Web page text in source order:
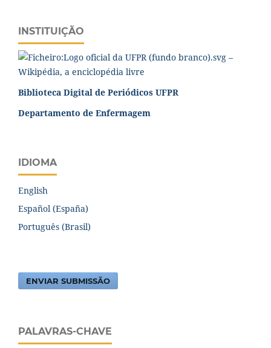
INSTITUIÇÃO
Biblioteca Digital de Periódicos UFPR
Departamento de Enfermagem
IDIOMA
English
Español (España)
Português (Brasil)
ENVIAR SUBMISSÃO
PALAVRAS-CHAVE